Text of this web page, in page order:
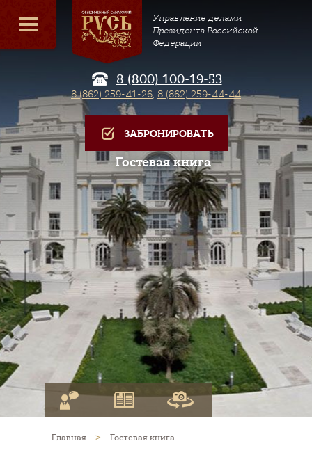
Управление делами
Президента Российской
Федерации
8 (800) 100-19-53
8 (862) 259-41-26, 8 (862) 259-44-44
ЗАБРОНИРОВАТЬ
Гостевая книга
Главная > Гостевая книга